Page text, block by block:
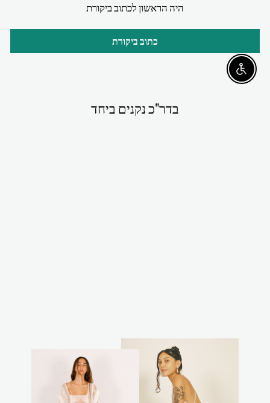
היה הראשון לכתוב ביקורת
כתוב ביקורת
בדר"כ נקנים ביחד
Enable accessibility